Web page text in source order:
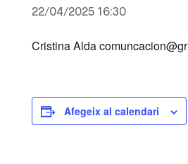
22/04/2025 16:30
Cristina Alda
Afegeix al calendari